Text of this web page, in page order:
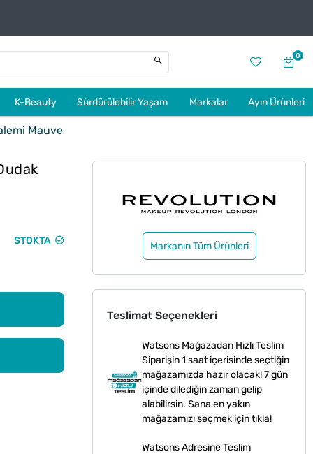
0
K-Beauty Sürdürülebilir Yaşam Markalar Ayın Ürünleri
Mauve
STOKTA Markanın Tüm Ürünleri
Teslimat Seçenekleri
Watsons Mağazadan Hızlı Teslim
Siparişin 1 saat içerisinde seçtiğin
mağazamızda hazır olacak! 7 gün
içinde dilediğin zaman gelip
alabilirsin. Sana en yakın
mağazamızı seçmek için tıkla!
Watsons Adresine Teslim